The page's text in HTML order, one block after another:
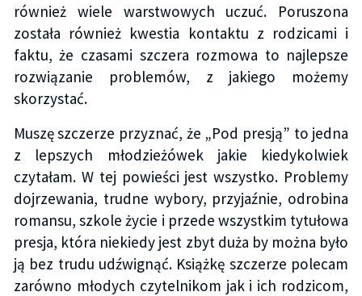
również wiele warstwowych uczuć. Poruszona
została również kwestia kontaktu z rodzicami i
faktu, że czasami szczera rozmowa to najlepsze
rozwiązanie problemów, z jakiego możemy
skorzystać.
Muszę szczerze przyznać, że „Pod presją” to jedna
z lepszych młodzieżówek jakie kiedykolwiek
czytałam. W tej powieści jest wszystko. Problemy
dojrzewania, trudne wybory, przyjaźnie, odrobina
romansu, szkole życie i przede wszystkim tytułowa
presja, która niekiedy jest zbyt duża by można było
ją bez trudu udźwignąć. Książkę szczerze polecam
zarówno młodych czytelnikom jak i ich rodzicom,